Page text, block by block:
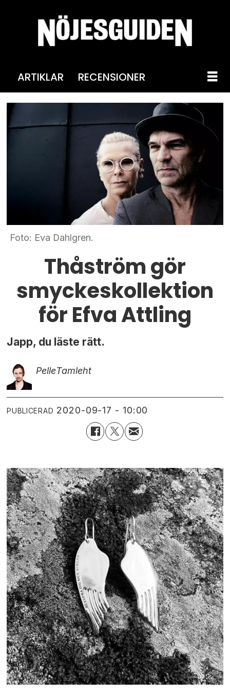
ARTIKLAR RECENSIONER
Foto: Eva Dahlgren.
Thåström gör
smyckeskollektion
för Efva Attling
Japp, du läste rätt.
PelleTamleht
PUBLICERAD 2020-09-17 - 10:00